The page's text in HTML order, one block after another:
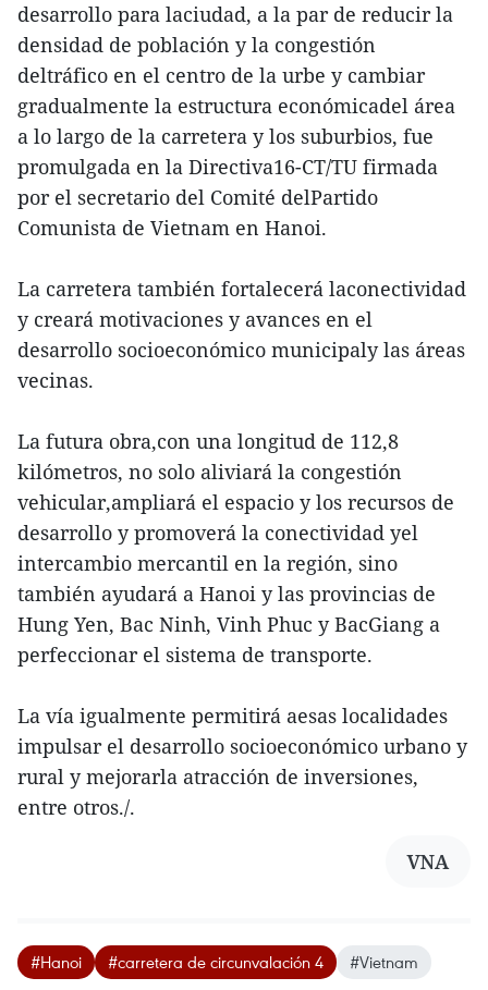
desarrollo para laciudad, a la par de reducir la
densidad de población y la congestión
deltráfico en el centro de la urbe y cambiar
gradualmente la estructura económicadel área
a lo largo de la carretera y los suburbios, fue
promulgada en la Directiva16-CT/TU firmada
por el secretario del Comité delPartido
Comunista de Vietnam en Hanoi.
La carretera también fortalecerá laconectividad
y creará motivaciones y avances en el
desarrollo socioeconómico municipaly las áreas
vecinas.
La futura obra,con una longitud de 112,8
kilómetros, no solo aliviará la congestión
vehicular,ampliará el espacio y los recursos de
desarrollo y promoverá la conectividad yel
intercambio mercantil en la región, sino
también ayudará a Hanoi y las provincias de
Hung Yen, Bac Ninh, Vinh Phuc y BacGiang a
perfeccionar el sistema de transporte.
La vía igualmente permitirá aesas localidades
impulsar el desarrollo socioeconómico urbano y
rural y mejorarla atracción de inversiones,
entre otros./.
VNA
#Hanoi #carretera de circunvalación 4 #Vietnam